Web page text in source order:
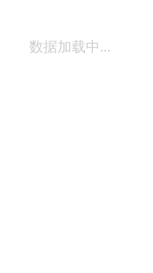
数据加载中...